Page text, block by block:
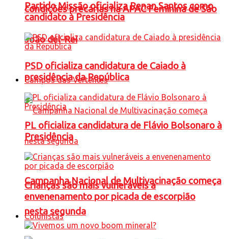
condições precárias na APAC Feminina de São
João del-Rei
Campos das Vertentes
Campanha Nacional de Multivacinação começa
nesta segunda
Partido Missão oficializa Renan Santos como
candidato à Presidência
PSD oficializa candidatura de Caiado à
presidência da República
PL oficializa candidatura de Flávio Bolsonaro à
Presidência
Crianças são mais vulneráveis a
envenenamento por picada de escorpião
Colunistas